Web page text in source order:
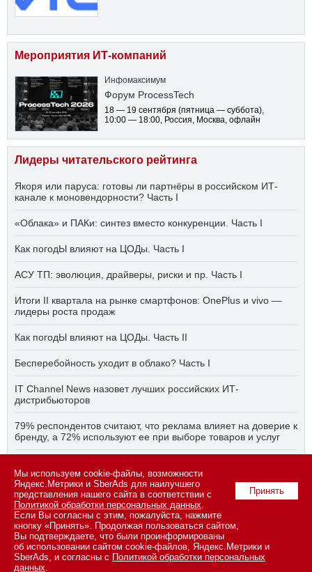
Мероприятия ИТ-компаний
Инфомаксимум
Форум ProcessTech
18 — 19 сентября (пятница — суббота)
10:00 — 18:00 , Россия, Москва, офлайн
Лидеры читательского рейтинга
Якоря или паруса: готовы ли партнёры в российском ИТ-
канале к моновендорности? Часть I
«Облака» и ПАКи: синтез вместо конкуренции. Часть I
Как погодЫ влияют на ЦОДы. Часть I
АСУ ТП: эволюция, драйверы, риски и пр. Часть I
Итоги II квартала на рынке смартфонов: OnePlus и vivo —
лидеры роста продаж
Как погодЫ влияют на ЦОДы. Часть II
Бесперебойность уходит в облако? Часть I
IT Channel News назовет лучших российских ИТ-
дистрибьюторов
79% респондентов считают, что реклама влияет на доверие к
бренду, а 72% используют ее при выборе товаров и услуг
ПО нужно всё сразу? Часть I
© 2026 ООО «СК ПРЕСС».Политика конфиденциальности
персональных данных,информация об авторских правах и порядке
использования материалов сайта
109147 г. Москва, ул. Марксистская, 34, строение 10. Телефон: +7
495 974-22-60 (доб. 1500). Факс: +7 495 974-22-63. E-mail:
Принять
Мы используем cookie-файлы, возможности
Яндекс.Метрики и SberAds для наилучшего
представления нашего сайта в соответствии с
Политикой обработки персональных данных.
Если Вы согласны с этим, пожалуйста, нажмите
кнопку «Принять». Продолжая пользоваться сайтом,
Вы подтверждаете, что были проинформированы
об использовании сайтом cookie-файлов, Яндекс.Метрики и
SberAds, и согласны с Политикой обработки персональных
данных.